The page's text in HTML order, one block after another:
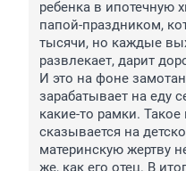
ребенка в ипотечную
папой-праздником,
тысячи, но каждые
развлекает, дарит
И это на фоне
зарабатывает на еду
какие-то рамки.
сказывается на
материнскую жертву
же, как его отец. В